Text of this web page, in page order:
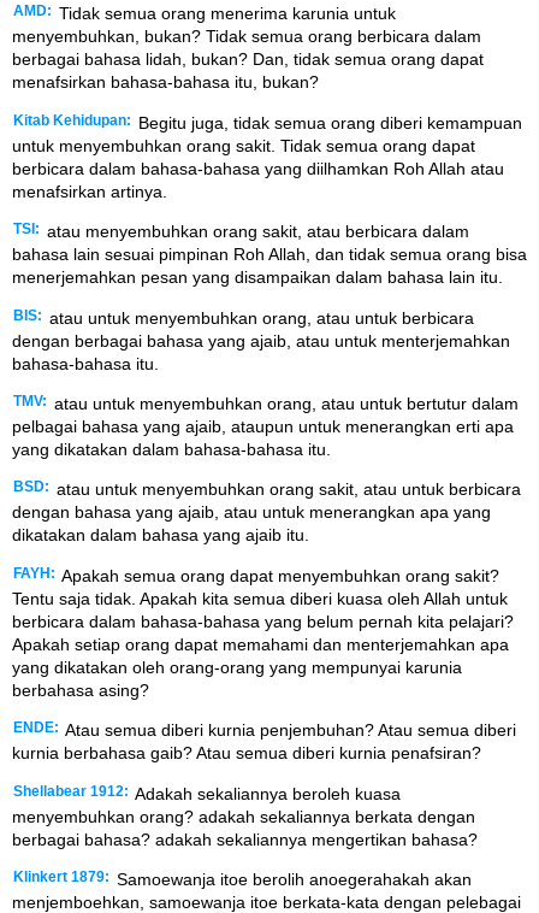
AMD: Tidak semua orang menerima karunia untuk
menyembuhkan, bukan? Tidak semua orang berbicara dalam
berbagai bahasa lidah, bukan? Dan, tidak semua orang dapat
menafsirkan bahasa-bahasa itu, bukan?
Kitab Kehidupan:
Begitu juga, tidak semua orang diberi kemampuan
untuk menyembuhkan orang sakit. Tidak semua orang dapat
berbicara dalam bahasa-bahasa yang diilhamkan Roh Allah atau
menafsirkan artinya.
TSI: atau menyembuhkan orang sakit, atau berbicara dalam
bahasa lain sesuai pimpinan Roh Allah, dan tidak semua orang bisa
menerjemahkan pesan yang disampaikan dalam bahasa lain itu.
BIS: atau untuk menyembuhkan orang, atau untuk berbicara
dengan berbagai bahasa yang ajaib, atau untuk menterjemahkan
bahasa-bahasa itu.
TMV: atau untuk menyembuhkan orang, atau untuk bertutur dalam
pelbagai bahasa yang ajaib, ataupun untuk menerangkan erti apa
yang dikatakan dalam bahasa-bahasa itu.
BSD: atau untuk menyembuhkan orang sakit, atau untuk berbicara
dengan bahasa yang ajaib, atau untuk menerangkan apa yang
dikatakan dalam bahasa yang ajaib itu.
FAYH: Apakah semua orang dapat menyembuhkan orang sakit?
Tentu saja tidak. Apakah kita semua diberi kuasa oleh Allah untuk
berbicara dalam bahasa-bahasa yang belum pernah kita pelajari?
Apakah setiap orang dapat memahami dan menterjemahkan apa
yang dikatakan oleh orang-orang yang mempunyai karunia
berbahasa asing?
ENDE: Atau semua diberi kurnia penjembuhan? Atau semua diberi
kurnia berbahasa gaib? Atau semua diberi kurnia penafsiran?
Shellabear 1912: Adakah sekaliannya beroleh kuasa
menyembuhkan orang? adakah sekaliannya berkata dengan
berbagai bahasa? adakah sekaliannya mengertikan bahasa?
Klinkert 1879: Samoewanja itoe berolih anoegerahakah akan
menjemboehkan, samoewanja itoe berkata-kata dengan pelebagai